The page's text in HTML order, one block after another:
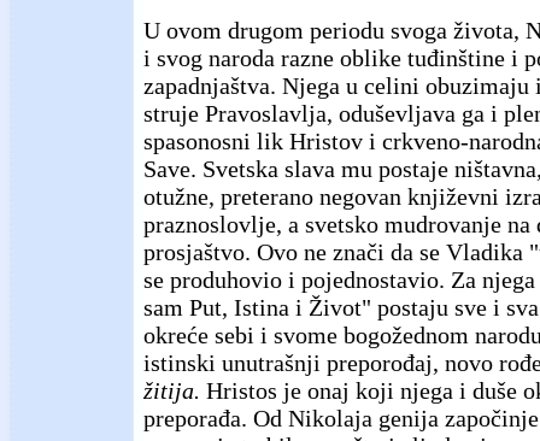
U ovom drugom periodu svoga života,
i svog naroda razne oblike tuđinštine i
zapadnjaštva. Njega u celini
struje Pravoslavlja, oduševljava ga i
spasonosni lik Hristov i crkveno-
Save. Svetska slava mu postaje
otužne, preterano negovan književni
praznoslovlje, a svetsko mudrovanje na
prosjaštvo. Ovo ne znači da se Vladika
se produhovio i pojednostavio. Za
sam Put, Istina i Život" postaju sve i
okreće sebi i svome bogožednom
istinski unutrašnji preporođaj, novo
žitija. Hristos je onaj koji njega i duše
preporađa. Od Nikolaja genija